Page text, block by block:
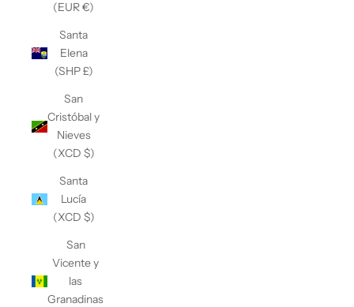
(EUR €)
Santa
Elena
(SHP £)
San
Cristóbal y
Nieves
(XCD $)
Santa
Lucía
(XCD $)
San
Vicente y
las
Granadinas